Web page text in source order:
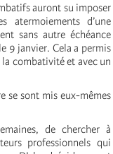
auront su imposer
atermoiements d’une
sans autre échéance
9 janvier. Cela a permis
combativité et avec un
se sont mis eux-mêmes
de chercher à
professionnels qui